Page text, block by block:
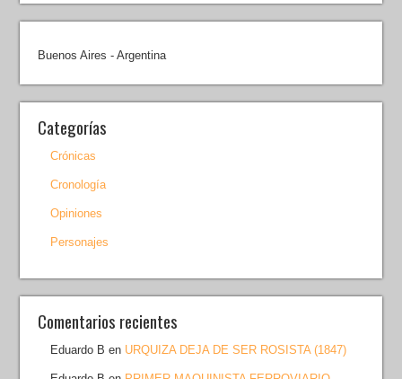
Buenos Aires - Argentina
Categorías
Crónicas
Cronología
Opiniones
Personajes
Comentarios recientes
Eduardo B en URQUIZA DEJA DE SER ROSISTA (1847)